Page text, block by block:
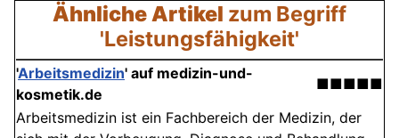
Ähnliche Artikel zum Begriff
'Leistungsfähigkeit'
'Arbeitsmedizin' auf medizin-und-
kosmetik.de
■■■■■
Arbeitsmedizin ist ein Fachbereich der Medizin, der